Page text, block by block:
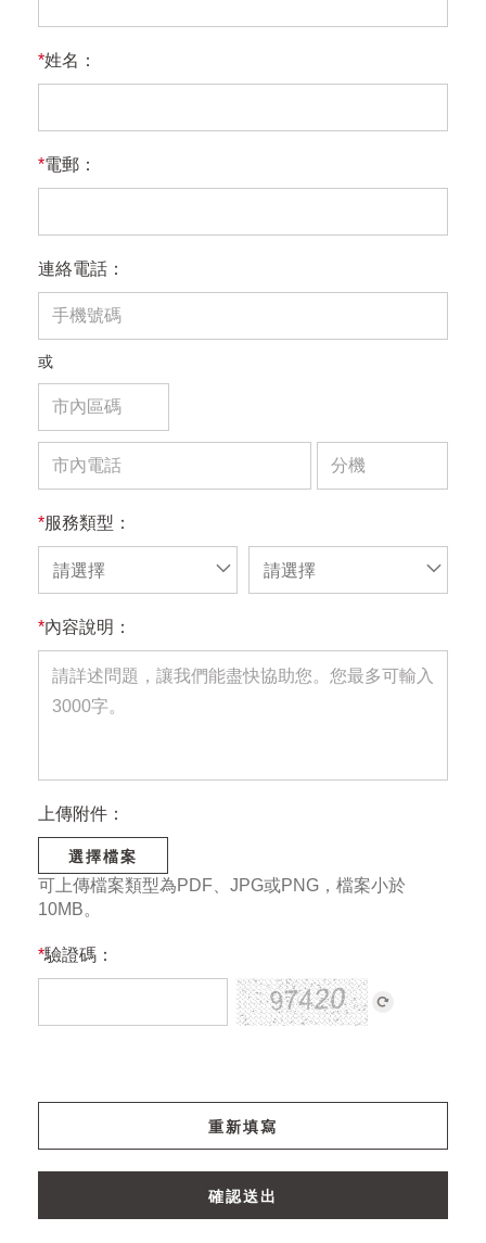
*姓名：
*電郵：
連絡電話：
或
*服務類型：
請選擇 請選擇
*內容說明：
上傳附件：
選擇檔案
可上傳檔案類型為PDF、JPG或PNG，檔案小於
10MB。
*驗證碼：